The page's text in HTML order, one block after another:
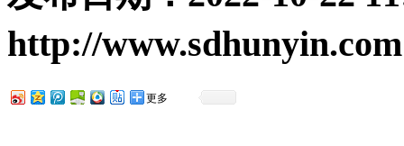
http://www.sdhunyin.com
更多